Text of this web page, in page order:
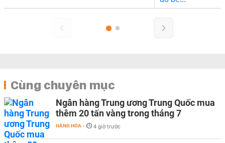
Cùng chuyên mục
Ngân hàng Trung ương Trung Quốc mua
thêm 20 tấn vàng trong tháng 7
HÀNG HÓA - 4 giờ trước